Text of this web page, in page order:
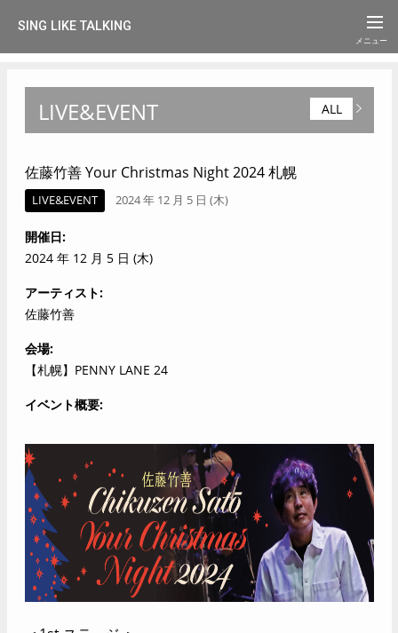
SING LIKE TALKING
LIVE&EVENT ALL
佐藤竹善 Your Christmas Night 2024 札幌
LIVE&EVENT 2024 年 12 月 5 日 (木)
開催日
2024 年 12 月 5 日 (木)
アーティスト
佐藤竹善
会場
【札幌】PENNY LANE 24
イベント概要